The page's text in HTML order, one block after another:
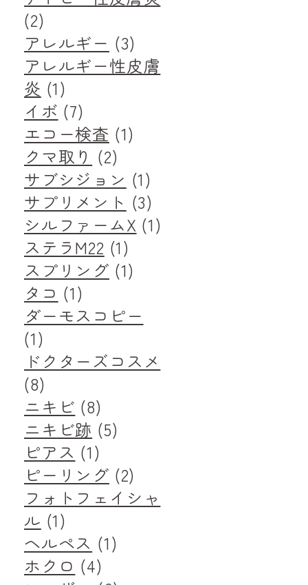
(2)
アレルギー (3)
アレルギー性皮膚
炎 (1)
イボ (7)
エコー検査 (1)
クマ取り (2)
サブシジョン (1)
サプリメント (3)
シルファームX (1)
ステラM22 (1)
スプリング (1)
タコ (1)
ダーモスコピー
(1)
ドクターズコスメ
(8)
ニキビ (8)
ニキビ跡 (5)
ピアス (1)
ピーリング (2)
フォトフェイシャ
ル (1)
ヘルペス (1)
ホクロ (4)